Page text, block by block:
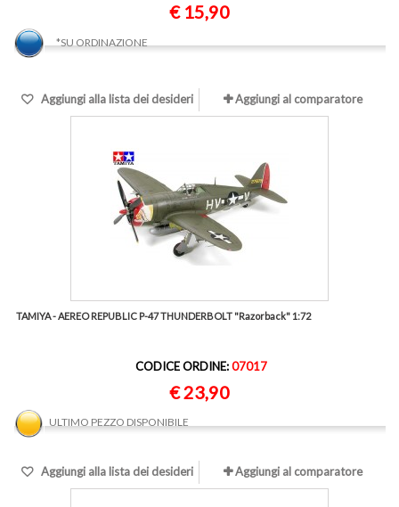
€ 15,90
*SU ORDINAZIONE
Aggiungi alla lista dei desideri Aggiungi al comparatore
TAMIYA - AEREO REPUBLIC P-47 THUNDERBOLT "Razorback" 1:72
CODICE ORDINE:07017
€ 23,90
ULTIMO PEZZO DISPONIBILE
Aggiungi alla lista dei desideri Aggiungi al comparatore